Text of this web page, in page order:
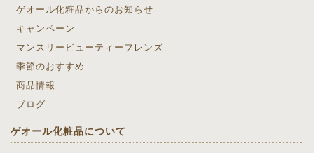
ゲオール化粧品からのお知らせ
キャンペーン
マンスリービューティーフレンズ
季節のおすすめ
商品情報
ブログ
ゲオール化粧品について